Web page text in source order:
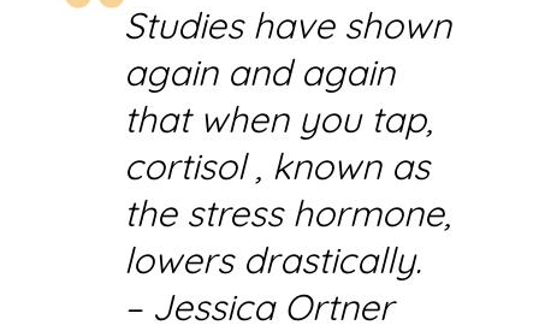
Studies have shown
again and again
that when you tap,
cortisol , known as
the stress hormone,
lowers drastically.
– Jessica Ortner